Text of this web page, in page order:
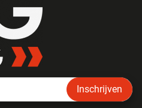
Inschrijven